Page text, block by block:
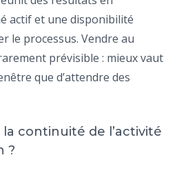
actif et une disponibilité
le processus. Vendre au
prévisible : mieux vaut
que d’attendre des
continuité de l’activité
?